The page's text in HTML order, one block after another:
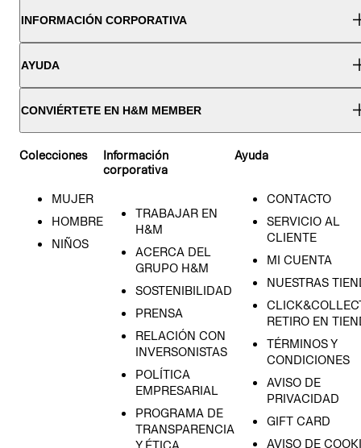
INFORMACIÓN CORPORATIVA
AYUDA
CONVIÉRTETE EN H&M MEMBER
Colecciones
MUJER
HOMBRE
NIÑOS
Información
corporativa
TRABAJAR EN
H&M
ACERCA DEL
GRUPO H&M
SOSTENIBILIDAD
PRENSA
RELACIÓN CON
INVERSONISTAS
POLÍTICA
EMPRESARIAL
PROGRAMA DE
TRANSPARENCIA
Ayuda
CONTACTO
SERVICIO AL
CLIENTE
MI CUENTA
NUESTRAS
RETIRO EN
TÉRMINOS Y
CONDICIONES
AVISO DE
PRIVACIDAD
GIFT CARD
AVISO DE